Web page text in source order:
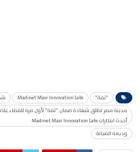
"ثقة" Madinet Masr Innovation Labs
مدينة مصر تطلق شهادة ضمان "ثقة" لأول مرة للقضاء
أحدث ابتكارات Madinet Masr Innovation Labs
وديعة الصيانة